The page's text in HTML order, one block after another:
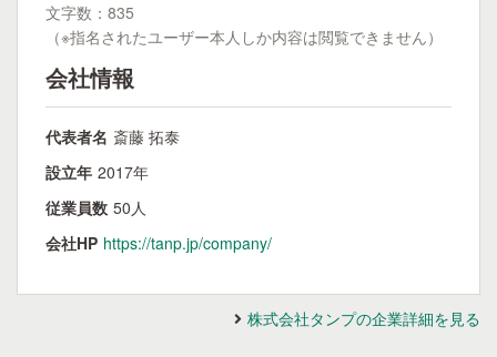
文字数：835
（※指名されたユーザー本人しか内容は閲覧できません）
会社情報
代表者名 斎藤 拓泰
設立年 2017年
従業員数 50人
会社HP https://tanp.jp/company/
株式会社タンプの企業詳細を見る